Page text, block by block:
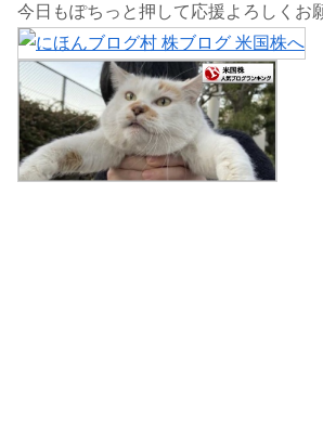
今日もぽちっと押して応援よろしくお